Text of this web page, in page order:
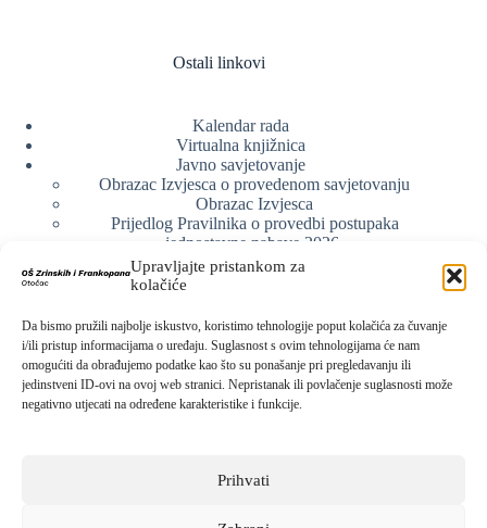
Upravljajte pristankom za
kolačiće
Da bismo pružili najbolje iskustvo, koristimo tehnologije poput kolačića za čuvanje
i/ili pristup informacijama o uređaju. Suglasnost s ovim tehnologijama će nam
omogućiti da obrađujemo podatke kao što su ponašanje pri pregledavanju ili
jedinstveni ID-ovi na ovoj web stranici. Nepristanak ili povlačenje suglasnosti može
negativno utjecati na određene karakteristike i funkcije.
Prihvati
Ostali linkovi
Kalendar rada
Virtualna knjižnica
Javno savjetovanje
Obrazac Izvjesca o provedenom savjetovanju
Obrazac Izvjesca
Prijedlog Pravilnika o provedbi postupaka
jednostavne nabave 2026.
Obrazlozenje uz prijedlog Pravilnika o provedbi
postupka jednostavne nabave
Web arhiva
Politika o zaštiti privatnosti
Kralja Zvonimira 15, 53220 Otočac
053 771-019